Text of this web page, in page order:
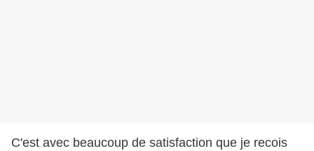
C'est avec beaucoup de satisfaction que je recois